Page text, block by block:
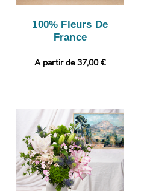
100% Fleurs De
France
A partir de 37,00 €